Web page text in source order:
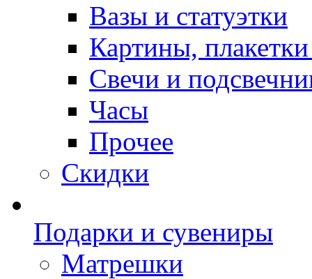
Вазы и статуэтки
Картины,
Свечи и
Часы
Прочее
Скидки
Подарки и сувениры
Матрешки